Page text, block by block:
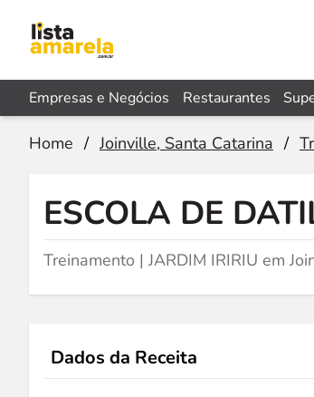
Empresas e Negócios Restaurantes
Home / Joinville, Santa Catarina /
ESCOLA DE
Treinamento | JARDIM IRIRIU em
Dados da Receita